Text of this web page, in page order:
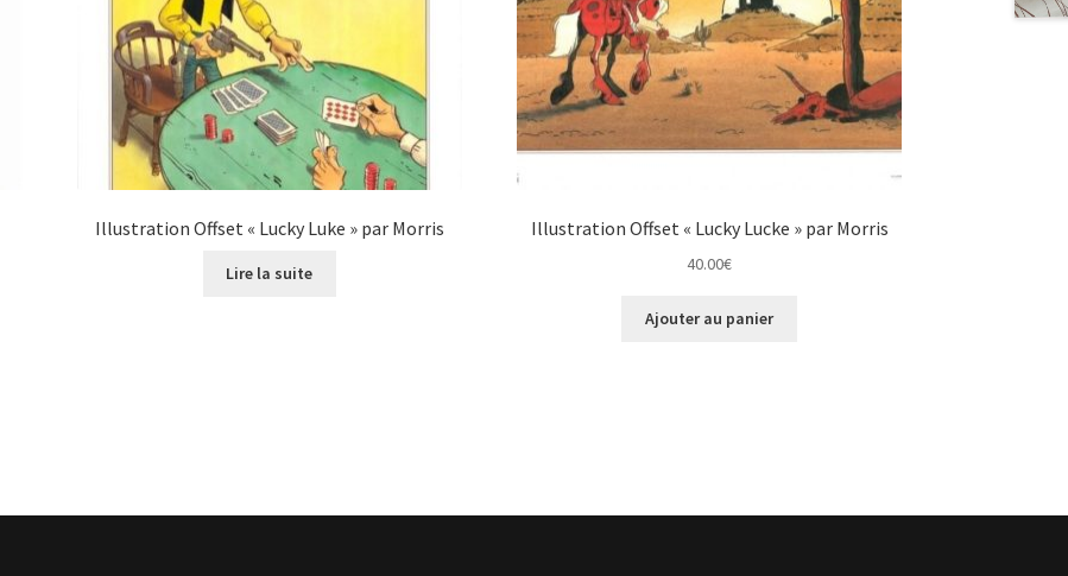
Illustration Offset « Lucky Luke » par Morris
Lire la suite
Illustration Offset « Lucky Lucke » par Morris
40.00€
Ajouter au panier